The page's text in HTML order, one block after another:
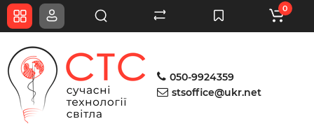
050-9924359
stsoffice@ukr.net
0